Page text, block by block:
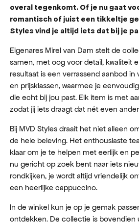
overal tegenkomt. Of je nu gaat
romantisch of juist een tikkeltje
Styles vind je altijd iets dat bij je
Eigenares Mirel van Dam stelt de
samen, met oog voor detail, kwaliteit
resultaat is een verrassend aanbod in
en prijsklassen, waarmee je
die echt bij jou past. Elk item is met
zodat jij iets draagt dat nét even
Bij MVD Styles draait het niet alleen
de hele beleving. Het enthousiaste
klaar om je te helpen met eerlijk en
nu gericht op zoek bent naar iets
rondkijken, je wordt altijd vriendelijk
een heerlijke cappuccino.
In de winkel kun je op je gemak
ontdekken. De collectie is bovendien